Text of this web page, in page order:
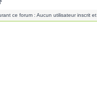
ce forum : Aucun utilisateur inscrit